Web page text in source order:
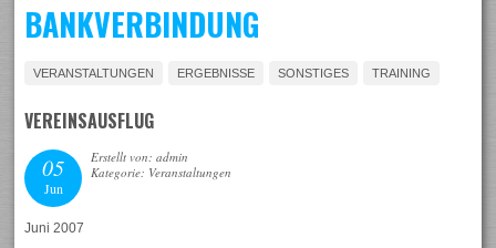
BANKVERBINDUNG
VERANSTALTUNGEN ERGEBNISSE SONSTIGES TRAINING
VEREINSAUSFLUG
05
Jun
Erstellt von: admin
Kategorie: Veranstaltungen
Juni 2007